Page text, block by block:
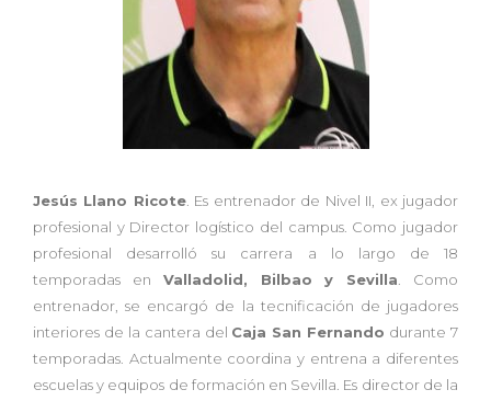
Jesús Llano Ricote. Es entrenador de Nivel II, ex jugador
profesional y Director logístico del campus. Como jugador
profesional desarrolló su carrera a lo largo de 18
temporadas en Valladolid, Bilbao y Sevilla . Como
entrenador, se encargó de la tecnificación de jugadores
interiores de la cantera del Caja San Fernando durante 7
temporadas. Actualmente coordina y entrena a diferentes
escuelas y equipos de formación en Sevilla. Es director de la